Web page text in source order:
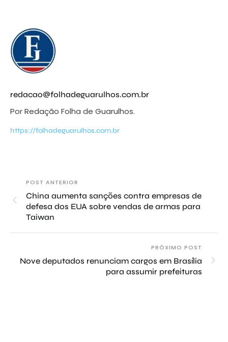
redacao@folhadeguarulhos.com.br
Por Redação Folha de Guarulhos.
https://folhadeguarulhos.com.br
POST ANTERIOR
China aumenta sanções contra empresas de
defesa dos EUA sobre vendas de armas para
Taiwan
PRÓXIMO POST
Nove deputados renunciam cargos em Brasília
para assumir prefeituras